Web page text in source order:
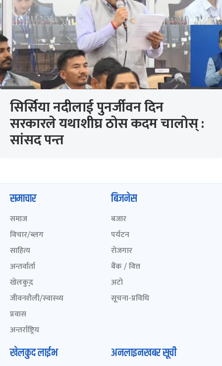
सिर्सिया नदीलाई पुनर्जीवन दिन
सरकारले यथाशीघ्र ठोस कदम चालोस् :
सांसद पन्त
समाचार
समाज
विचार/ब्लग
साहित्य
अन्तर्वार्ता
खेलकुद़़
जीवनशैली/स्वास्थ्य
प्रवास
अन्तर्राष्ट्रिय
बिजनेस
बजार
पर्यटन
रोजगार
बैंक / वित्त
अटो
सूचना-प्रविधि
खेलकुद लाईभ अनलाइनखबर सूची